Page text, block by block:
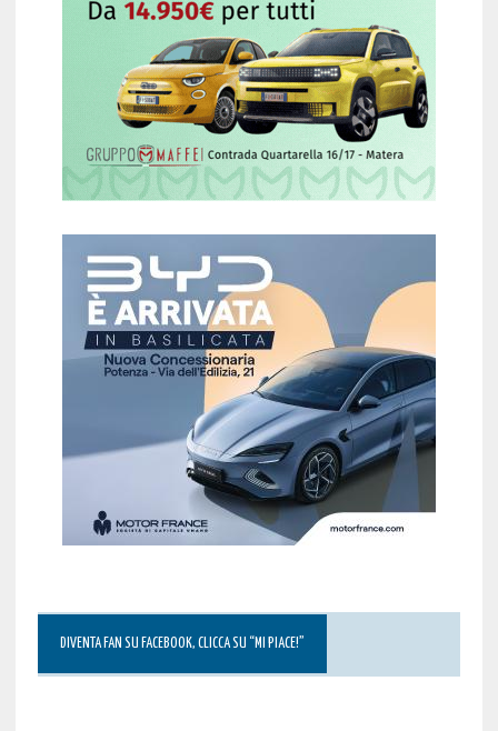
DIVENTA FAN SU FACEBOOK, CLICCA SU “MI PIACE!”